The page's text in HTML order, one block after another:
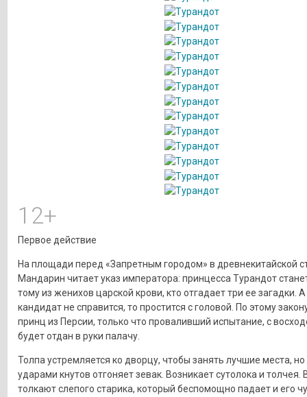
12+
Первое действие
На площади перед «Запретным городом» в древнекитайской
Мандарин читает указ императора: принцесса Турандот
тому из женихов царской крови, кто отгадает три ее загадки.
кандидат не справится, то простится с головой. По этому
принц из Персии, только что проваливший испытание, с
будет отдан в руки палачу.
Толпа устремляется ко дворцу, чтобы занять лучшие места,
ударами кнутов отгоняет зевак. Возникает сутолока и толчея.
толкают слепого старика, который беспомощно падает и его